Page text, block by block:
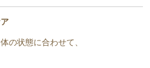
の状態に合わせて、